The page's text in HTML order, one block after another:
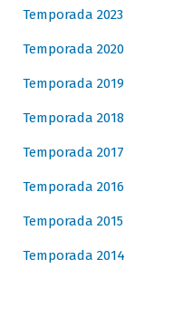
Temporada 2023
Temporada 2020
Temporada 2019
Temporada 2018
Temporada 2017
Temporada 2016
Temporada 2015
Temporada 2014